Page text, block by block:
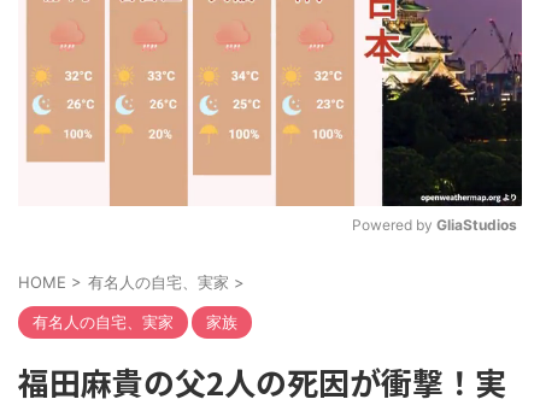
Powered by GliaStudios
HOME > 有名人の自宅、実家 >
有名人の自宅、実家 家族
福田麻貴の父2人の死因が衝撃！実